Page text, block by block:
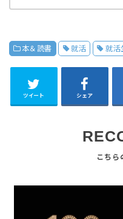
本＆読書 就活 就活
ツイート シェア